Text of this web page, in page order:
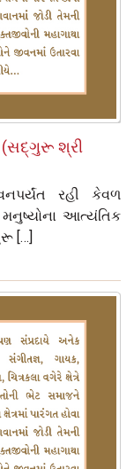
(સદ્‌ગુરૂ શ્રી
રહી કેવળ
મનુષ્યોના આત્યંતિક
[…]